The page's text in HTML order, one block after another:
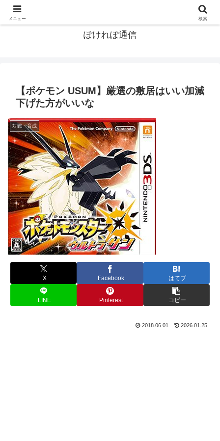
ぽけれぽ通信
【ポケモン USUM】厳選の敷居はいい加減
下げた方がいいな
対戦・育成
X Facebook はてブ
LINE Pinterest コピー
2018.06.01 2026.01.25
メニュー 検索